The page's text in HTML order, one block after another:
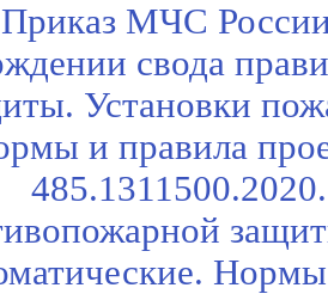
Приказ МЧС
свода
Установки
и правила